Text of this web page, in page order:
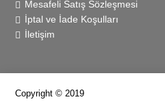
Mesafeli Satış Sözleşmesi
İptal ve İade Koşulları
İletişim
Copyright © 2019